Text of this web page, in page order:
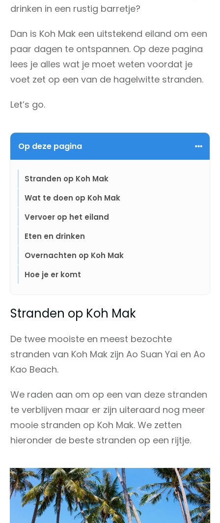
drinken in een rustig barretje?
Dan is Koh Mak een uitstekend eiland om een
paar dagen te ontspannen. Op deze pagina
lees je alles wat je moet weten voordat je
voet zet op een van de hagelwitte stranden.
Let’s go.
Op deze pagina
Stranden op Koh Mak
Wat te doen op Koh Mak
Vervoer op het eiland
Eten en drinken
Overnachten op Koh Mak
Hoe je er komt
Stranden op Koh Mak
De twee mooiste en meest bezochte
stranden van Koh Mak zijn Ao Suan Yai en Ao
Kao Beach.
We raden aan om op een van deze stranden
te verblijven maar er zijn uiteraard nog meer
mooie stranden op Koh Mak. We zetten
hieronder de beste stranden op een rijtje.